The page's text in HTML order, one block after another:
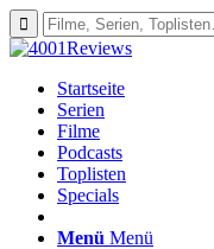
Startseite
Serien
Filme
Podcasts
Toplisten
Specials
Menü Menü